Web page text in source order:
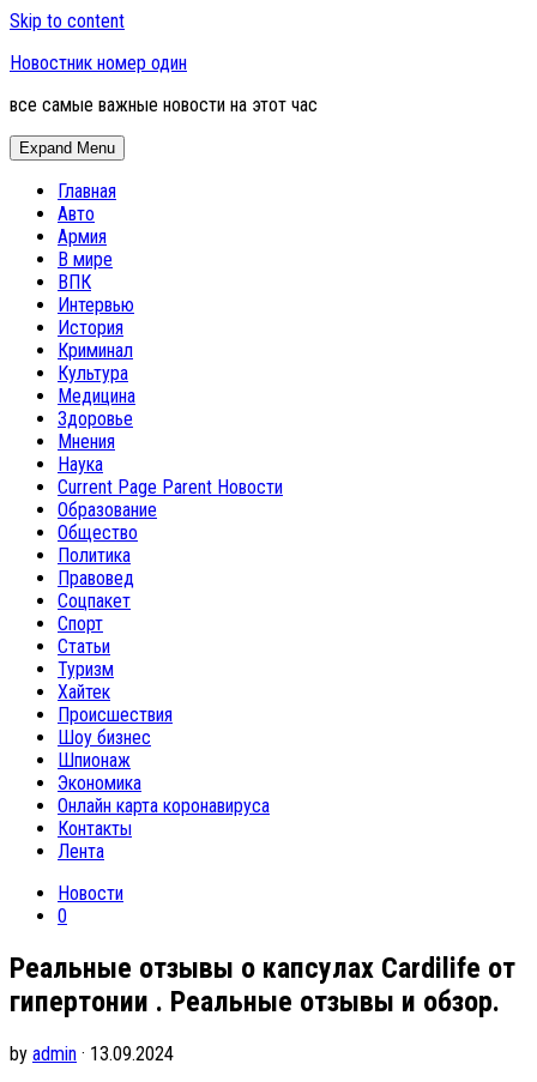
Skip to content
Новостник номер один
все самые важные новости на этот час
Expand Menu
Главная
Авто
Армия
В мире
ВПК
Интервью
История
Криминал
Культура
Медицина
Здоровье
Мнения
Наука
Current Page Parent Новости
Образование
Общество
Политика
Правовед
Соцпакет
Спорт
Статьи
Туризм
Хайтек
Происшествия
Шоу бизнес
Шпионаж
Экономика
Онлайн карта коронавируса
Контакты
Лента
Новости
0
Реальные отзывы о капсулах Cardilife от
гипертонии . Реальные отзывы и обзор.
by admin · 13.09.2024